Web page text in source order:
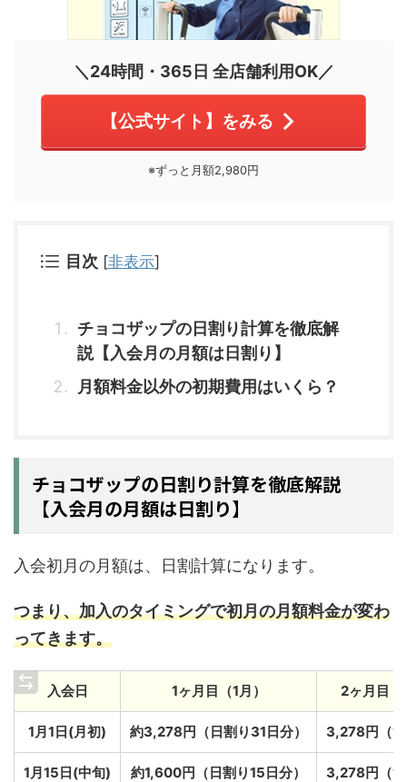
＼24時間・365日 全店舗利用OK／
【公式サイト】をみる
※ずっと月額2,980円
目次 [非表示]
チョコザップの日割り計算を徹底解
説【入会月の月額は日割り】
月額料金以外の初期費用はいくら？
チョコザップの日割り計算を徹底解説
【入会月の月額は日割り】
入会初月の月額は、日割計算になります。
つまり、加入のタイミングで初月の月額料金が変わ
ってきます。
入会日 1ヶ月目（1月） 2ヶ月目
1月1日(月初) 約3,278円（日割り31日分） 3,278円（1
1月15日(中旬) 約1,600円（日割り15日分） 3,278円（1